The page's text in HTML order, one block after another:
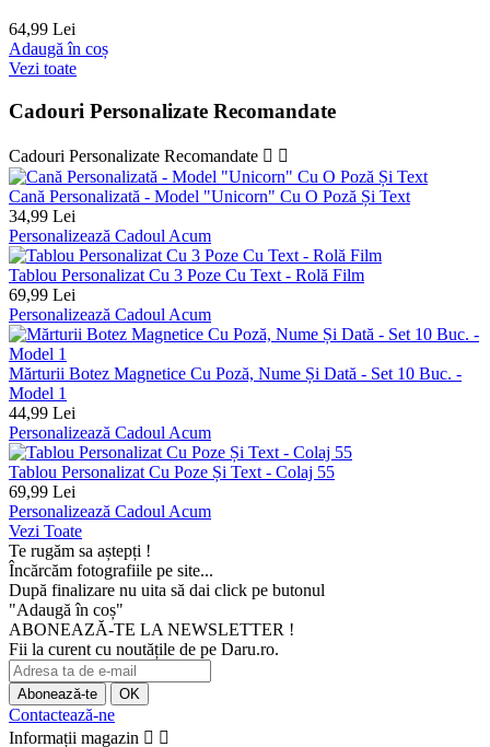
64,99 Lei
Adaugă în coș
Vezi toate
Cadouri Personalizate Recomandate
Cadouri Personalizate Recomandate  
Cană Personalizată - Model "Unicorn" Cu O Poză Și Text
34,99 Lei
Personalizează Cadoul Acum
Tablou Personalizat Cu 3 Poze Cu Text - Rolă Film
69,99 Lei
Personalizează Cadoul Acum
Mărturii Botez Magnetice Cu Poză, Nume Și Dată - Set 10 Buc. -
Model 1
44,99 Lei
Personalizează Cadoul Acum
Tablou Personalizat Cu Poze Și Text - Colaj 55
69,99 Lei
Personalizează Cadoul Acum
Vezi Toate
Te rugăm sa aștepți !
Încărcăm fotografiile pe site...
După finalizare nu uita să dai click pe butonul
"Adaugă în coș"
ABONEAZĂ-TE LA NEWSLETTER !
Fii la curent cu noutățile de pe Daru.ro.
Contactează-ne
Informații magazin  